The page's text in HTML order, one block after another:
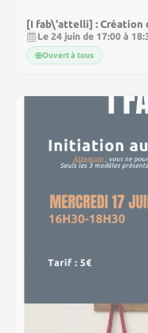
[I fab\'attelli] : Création
Le 24 juin de 17:00 à
Ouvert à tous